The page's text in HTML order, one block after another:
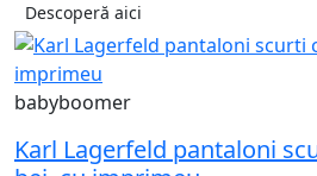
Descoperă aici
babyboomer
Karl Lagerfeld pantaloni